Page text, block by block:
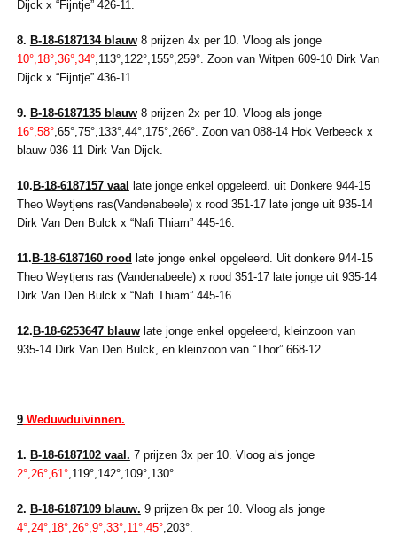
Dijck x “Fijntje” 426-11.
8. B-18-6187134 blauw8 prijzen 4x per 10. Vloog als jonge
10°,18°,36°,34°,113°,122°,155°,259°. Zoon van Witpen 609-10 Dirk Van
Dijck x “Fijntje” 436-11.
9. B-18-6187135 blauw8 prijzen 2x per 10. Vloog als jonge
16°,58°,65°,75°,133°,44°,175°,266°. Zoon van 088-14 Hok Verbeeck x
blauw 036-11 Dirk Van Dijck.
10. B-18-6187157 vaal
late jonge enkel opgeleerd. uit Donkere 944-15
Theo Weytjens ras(Vandenabeele) x rood 351-17 late jonge uit 935-14
Dirk Van Den Bulck x “Nafi Thiam” 445-16.
11. B-18-6187160 rood
late jonge enkel opgeleerd. Uit donkere 944-15
Theo Weytjens ras (Vandenabeele) x rood 351-17 late jonge uit 935-14
Dirk Van Den Bulck x “Nafi Thiam” 445-16.
12. B-18-6253647 blauwlate jonge enkel opgeleerd, kleinzoon van
935-14 Dirk Van Den Bulck, en kleinzoon van “Thor” 668-12.
9Weduwduivinnen.
1. B-18-6187102 vaal. 7 prijzen 3x per 10. Vloog als jonge
2°,26°,61°,119°,142°,109°,130°.
2. B-18-6187109 blauw. 9 prijzen 8x per 10. Vloog als jonge
4°,24°,18°,26°,9°,33°,11°,45°,203°.